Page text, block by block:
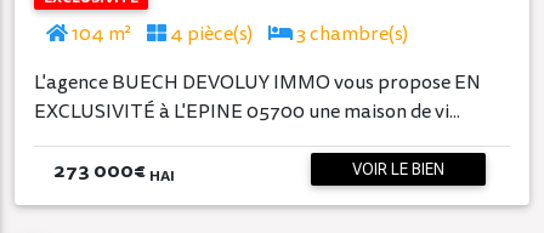
104 m² 4 pièce(s)
3 chambre(s)
L'agence BUECH DEVOLUY IMMO vous propose EN
EXCLUSIVITÉ à L'EPINE 05700 une maison de vi...
273 000€ HAI VOIR LE BIEN